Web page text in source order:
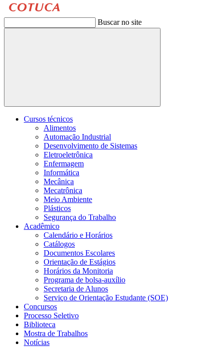
Buscar no site
Buscar
Cursos técnicos
Alimentos
Automação Industrial
Desenvolvimento de Sistemas
Eletroeletrônica
Enfermagem
Informática
Mecânica
Mecatrônica
Meio Ambiente
Plásticos
Segurança do Trabalho
Acadêmico
Calendário e Horários
Catálogos
Documentos Escolares
Orientação de Estágios
Horários da Monitoria
Programa de bolsa-auxílio
Secretaria de Alunos
Serviço de Orientação Estudante (SOE)
Concursos
Processo Seletivo
Biblioteca
Mostra de Trabalhos
Notícias